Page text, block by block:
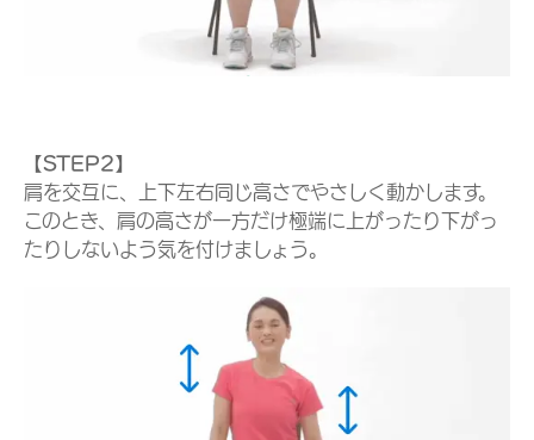
【STEP2】
肩を交互に、上下左右同じ高さでやさしく動かします。
このとき、肩の高さが一方だけ極端に上がったり下がっ
たりしないよう気を付けましょう。